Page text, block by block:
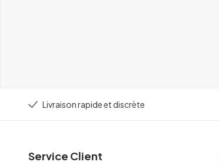
Livraison rapide et discrète
Service Client